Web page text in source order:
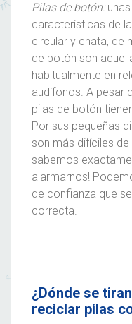
Pilas de botón:
características de
circular y chata, de
de botón son
habitualmente en
audífonos. A pesar
pilas de botón
Por sus pequeñas
son más difíciles de
sabemos
alarmarnos!
de confianza que
correcta.
¿Dónde se
reciclar pilas